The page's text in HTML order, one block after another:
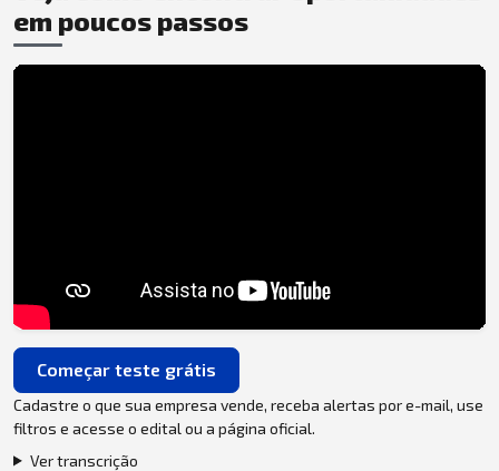
em poucos passos
Começar teste grátis
Cadastre o que sua empresa vende, receba alertas por e-mail, use
filtros e acesse o edital ou a página oficial.
Ver transcrição